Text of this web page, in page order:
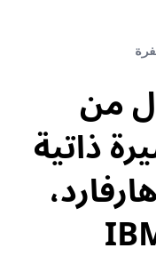
من
ذاتية